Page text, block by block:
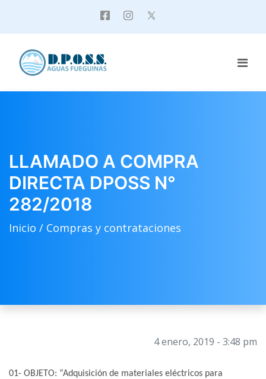
LLAMADO A COMPRA
DIRECTA DPOSS N°
282/2018
Inicio / Compras y contrataciones
4 enero, 2019 - 3:48 pm
01- OBJETO: “Adquisición de materiales eléctricos para